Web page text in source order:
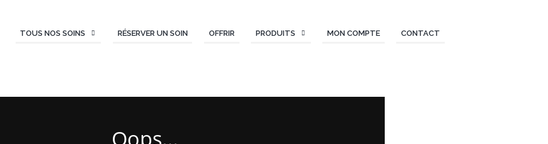
TOUS NOS SOINS RÉSERVER UN SOIN OFFRIR PRODUITS MON COMPTE CONTACT